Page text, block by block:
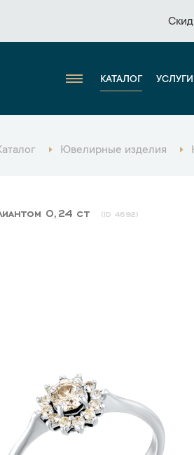
КАТАЛОГ УСЛУГИ
Ювелирные изделия
0,24 ct 4692